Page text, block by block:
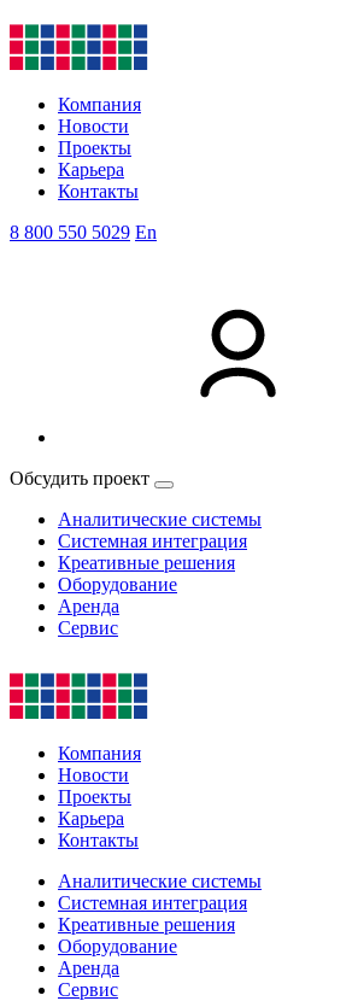
Компания
Новости
Проекты
Карьера
Контакты
8 800 550 5029 En
Обсудить проект
Аналитические системы
Системная интеграция
Креативные решения
Оборудование
Аренда
Сервис
Компания
Новости
Проекты
Карьера
Контакты
Аналитические системы
Системная интеграция
Креативные решения
Оборудование
Аренда
Сервис